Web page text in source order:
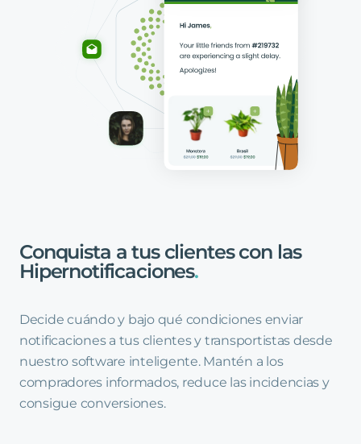
Conquista a tus clientes con las
Hipernotificaciones.
Decide cuándo y bajo qué condiciones enviar
notificaciones a tus clientes y transportistas desde
nuestro software inteligente. Mantén a los
compradores informados, reduce las incidencias y
consigue conversiones.